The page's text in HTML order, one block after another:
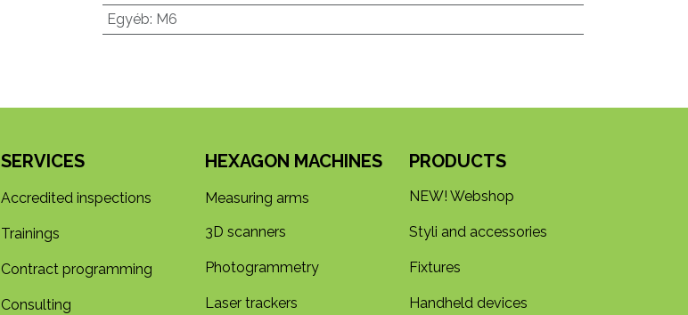
Egyéb: M6
SERVICES
Accredited inspections
Trainings
Contract programming
Consulting
HEXAGON MACHINES
Measuring arms
3D s​​canners
Photogrammetry
Laser trackers
PRODUCTS
NEW! Webshop
Styli and accessories
Fixtures
Handheld devices